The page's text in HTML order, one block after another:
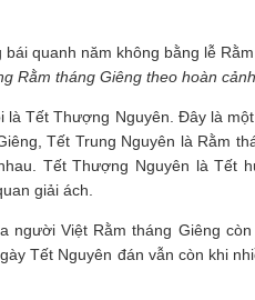
Rằm tháng Giêng theo hoàn
Tết Thượng Nguyên. Đây là
Tết Trung Nguyên là Rằm
Tết Thượng Nguyên là Tết
giải ách.
người Việt Rằm tháng Giêng
Tết Nguyên đán vẫn còn khi